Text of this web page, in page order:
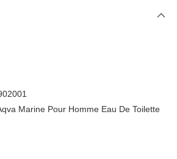
Marine Pour Homme Eau De Toilette